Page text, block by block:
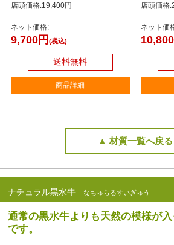
店頭価格:19,400円
ネット価格:
9,700円 (税込)
送料無料
商品詳細
店頭価格
ネット価
▲ 材質一覧へ戻る
ナチュラル黒水牛 なちゅらるすいぎゅう
通常の黒水牛よりも天然の模様が
です。